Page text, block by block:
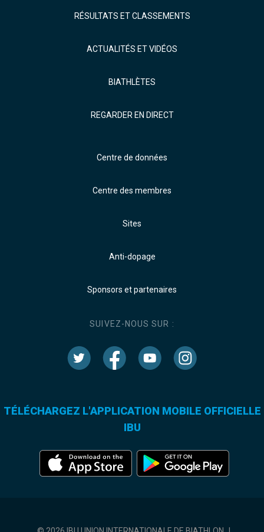
RÉSULTATS ET CLASSEMENTS
ACTUALITÉS ET VIDÉOS
BIATHLÈTES
REGARDER EN DIRECT
Centre de données
Centre des membres
Sites
Anti-dopage
Sponsors et partenaires
SUIVEZ-NOUS SUR :
TÉLÉCHARGEZ L'APPLICATION MOBILE OFFICIELLE
IBU